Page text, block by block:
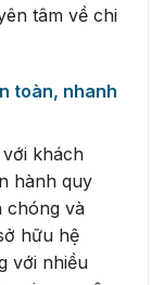
tâm về chi
toàn, nhanh
khách
hành quy
chóng và
hữu hệ
với nhiều